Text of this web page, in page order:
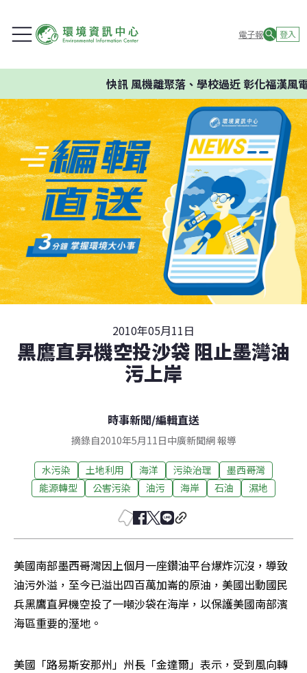
電子報 登入
快訊風機離聚落、學校過近 彰化福漢風電
2010年05月11日
黑鷹直昇機空投沙袋 阻止墨灣油
污上岸
時事新聞/編輯直送
摘錄自2010年5月11日中廣新聞網 報導
水污染 土地利用 海洋 污染治理
墨西哥灣
能源轉型
公害污染 油污 海岸 石油 濕地
美國南部墨西哥灣因上個月一座鑽油平台爆炸沉沒，導致
油污外溢，至今已溢出四百萬加崙的原油，美國出動國民
兵黑鷹直昇機空投了一噸沙袋在海岸，以保護美國南部濱
海區重要的溼地。
美國「路易斯安那州」州長「金達爾」表示，受到風向轉